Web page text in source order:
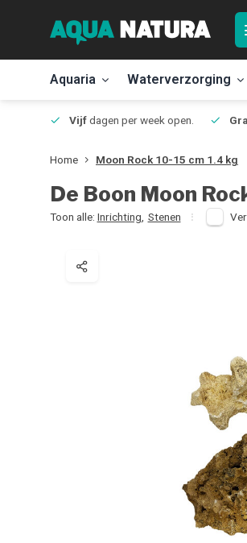
Aquaria Waterverzorging
Vijfdagen per week open.
Home Moon Rock 10-15 cm 1.4 kg
De Boon Moon
Toon alle: Inrichting Stenen